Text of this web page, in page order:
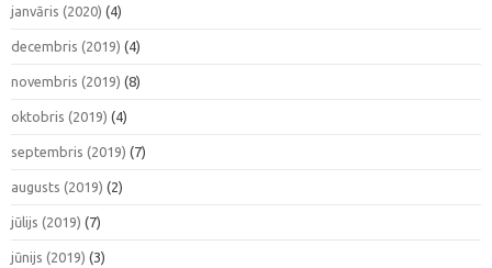
janvāris (2020) (4)
decembris (2019) (4)
novembris (2019) (8)
oktobris (2019) (4)
septembris (2019) (7)
augusts (2019) (2)
jūlijs (2019) (7)
jūnijs (2019) (3)